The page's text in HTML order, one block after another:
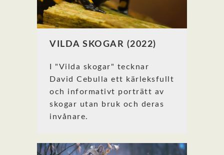
VILDA SKOGAR (2022)
I "Vilda skogar" tecknar
David Cebulla ett kärleksfullt
och informativt porträtt av
skogar utan bruk och deras
invånare.